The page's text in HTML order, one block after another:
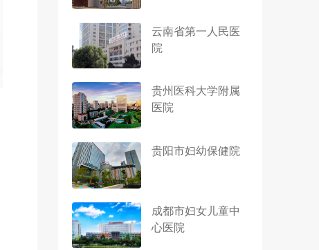
云南省第一人民医
院
贵州医科大学附属
医院
贵阳市妇幼保健院
成都市妇女儿童中
心医院